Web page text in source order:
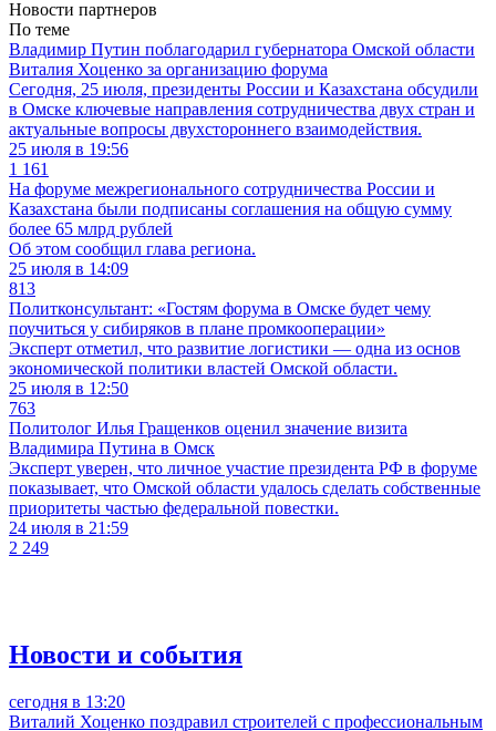
Новости партнеров
По теме
Владимир Путин поблагодарил губернатора Омской области
Виталия Хоценко за организацию форума
Сегодня, 25 июля, президенты России и Казахстана обсудили
в Омске ключевые направления сотрудничества двух стран и
актуальные вопросы двухстороннего взаимодействия.
25 июля в 19:56
1 161
На форуме межрегионального сотрудничества России и
Казахстана были подписаны соглашения на общую сумму
более 65 млрд рублей
Об этом сообщил глава региона.
25 июля в 14:09
813
Политконсультант: «Гостям форума в Омске будет чему
поучиться у сибиряков в плане промкооперации»
Эксперт отметил, что развитие логистики — одна из основ
экономической политики властей Омской области.
25 июля в 12:50
763
Политолог Илья Гращенков оценил значение визита
Владимира Путина в Омск
Эксперт уверен, что личное участие президента РФ в форуме
показывает, что Омской области удалось сделать собственные
приоритеты частью федеральной повестки.
24 июля в 21:59
2 249
Новости и события
сегодня в 13:20
Виталий Хоценко поздравил строителей с профессиональным